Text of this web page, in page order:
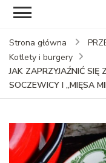
Strona główna
Kotlety i burgery
JAK ZAPRZYJAŹNIĆ SIĘ
SOCZEWICY I „MIĘSA